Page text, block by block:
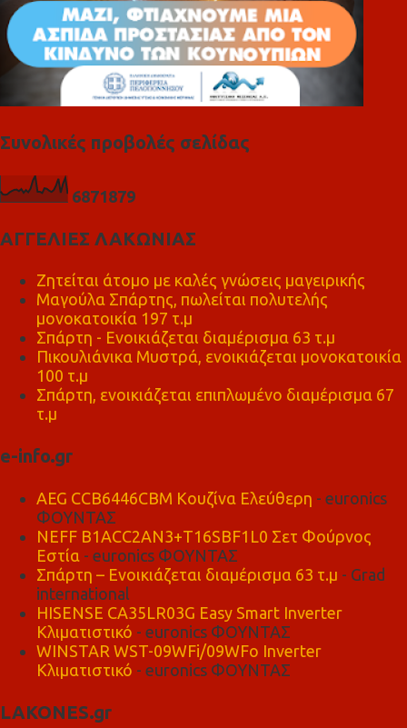
Συνολικές προβολές σελίδας
6871879
ΑΓΓΕΛΙΕΣ ΛΑΚΩΝΙΑΣ
Ζητείται άτομο με καλές γνώσεις μαγειρικής
Μαγούλα Σπάρτης, πωλείται πολυτελής
μονοκατοικία 197 τ.μ
Σπάρτη - Ενοικιάζεται διαμέρισμα 63 τ.μ
Πικουλιάνικα Μυστρά, ενοικιάζεται μονοκατοικία
100 τ.μ
Σπάρτη, ενοικιάζεται επιπλωμένο διαμέρισμα 67
τ.μ
e-info.gr
AEG CCB6446CBM Κουζίνα Ελεύθερη - euronics
ΦΟΥΝΤΑΣ
NEFF B1ACC2AN3+T16SBF1L0 Σετ Φούρνος
Εστία - euronics ΦΟΥΝΤΑΣ
Σπάρτη – Ενοικιάζεται διαμέρισμα 63 τ.μ - Grad
international
HISENSE CA35LR03G Easy Smart Inverter
Κλιματιστικό - euronics ΦΟΥΝΤΑΣ
WINSTAR WST-09WFi/09WFo Inverter
Κλιματιστικό - euronics ΦΟΥΝΤΑΣ
LAKONES.gr